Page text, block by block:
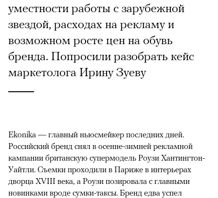
уместности работы с зарубежной
звездой, расходах на рекламу и
возможном росте цен на обувь
бренда. Попросили разобрать кейс
маркетолога Ирину Зуеву
Ekonika — главный ньюсмейкер последних дней.
Российский бренд снял в осенне-зимней рекламной
кампании британскую супермодель Роузи Хантингтон-
Уайтли. Cъемки проходили в Париже в интерьерах
дворца XVIII века, а Роузи позировала с главными
новинками вроде сумки-таксы. Бренд едва успел